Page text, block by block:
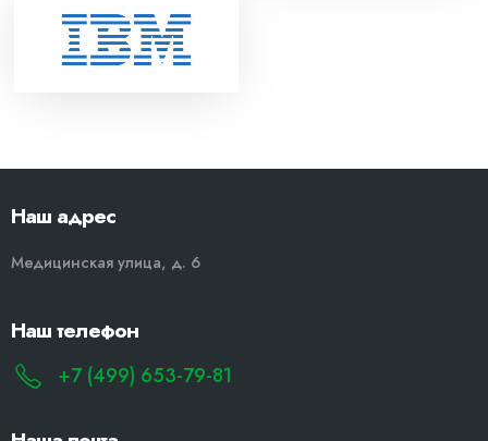
Наш адрес
Медицинская улица, д. 6
Наш телефон
+7 (499) 653-79-81